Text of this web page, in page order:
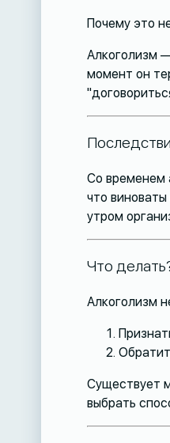
Почему это
Алкоголизм
момент он
Со временем
что
утром
Что
Алкоголизм
Существует
выбрать